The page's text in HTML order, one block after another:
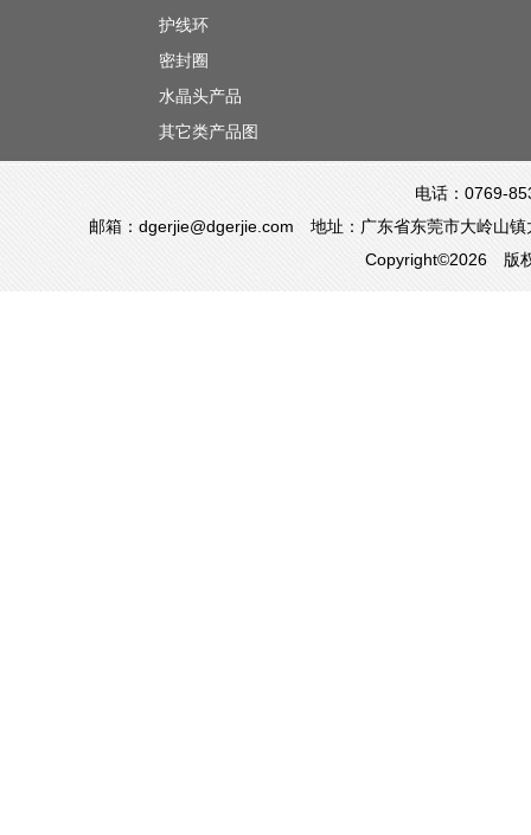
护线环
密封圈
水晶头产品
其它类产品图
电话：0769-
邮箱：dgerjie@dgerjie.com 地址：广东省东莞市大岭山
Copyright©2026 版